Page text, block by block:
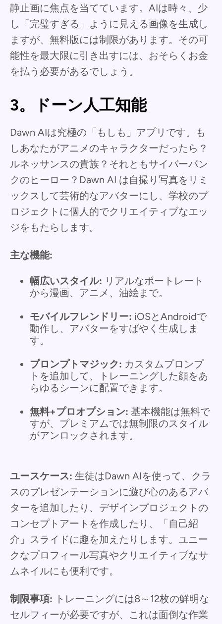
静止画に焦点を当てています。AIは時々、少
し「完璧すぎる」ように見える画像を生成し
ますが、無料版には制限があります。その可
能性を最大限に引き出すには、おそらくお金
を払う必要があるでしょう。
3。ドーン人工知能
Dawn AIは究極の「もしも」アプリです。も
しあなたがアニメのキャラクターだったら？
ルネッサンスの貴族？それともサイバーパン
クのヒーロー？Dawn AI は自撮り写真をリミ
ックスして芸術的なアバターにし、学校のプ
ロジェクトに個人的でクリエイティブなエッ
ジをもたらします。
主な機能:
幅広いスタイル: リアルなポートレート
から漫画、アニメ、油絵まで。
モバイルフレンドリー: iOSとAndroidで
動作し、アバターをすばやく生成しま
す。
プロンプトマジック: カスタムプロンプ
トを追加して、トレーニングした顔をあ
らゆるシーンに配置できます。
無料+プロオプション: 基本機能は無料で
すが、プレミアムでは無制限のスタイル
がアンロックされます。
ユースケース: 生徒はDawn AIを使って、クラ
スのプレゼンテーションに遊び心のあるアバ
ターを追加したり、デザインプロジェクトの
コンセプトアートを作成したり、「自己紹
介」スライドに趣を加えたりします。ユニー
クなプロフィール写真やクリエイティブなサ
ムネイルにも便利です。
制限事項: トレーニングには8～12枚の鮮明な
セルフィーが必要ですが、これは面倒な作業